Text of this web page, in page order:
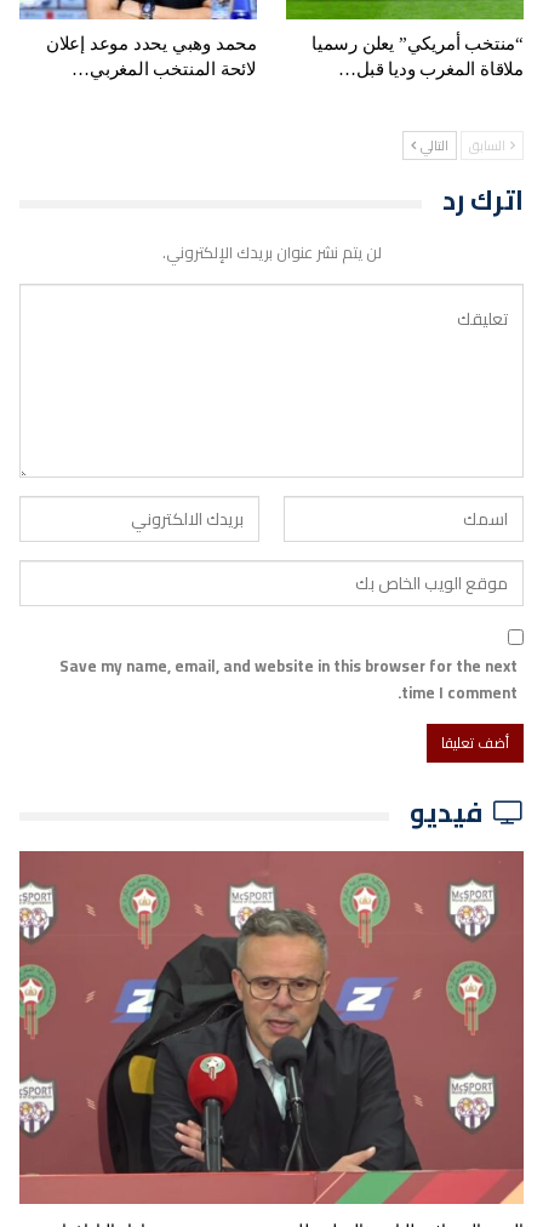
“منتخب أمريكي” يعلن رسميا
ملاقاة المغرب وديا قبل…
محمد وهبي يحدد موعد إعلان
لائحة المنتخب المغربي…
السابق التالي
اترك رد
لن يتم نشر عنوان بريدك الإلكتروني.
Save my name, email, and website in this browser for the next
time I comment.
فيديو